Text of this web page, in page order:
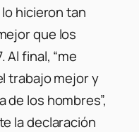
hicieron tan
que los
Al final, “me
trabajo mejor y
de los hombres”,
la declaración